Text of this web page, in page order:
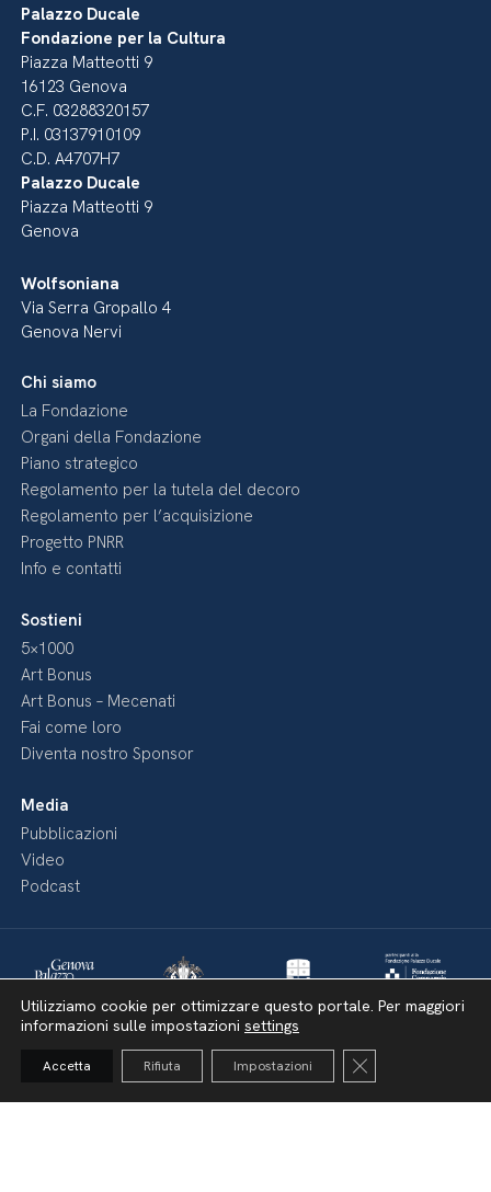
Palazzo Ducale
Fondazione per la Cultura
Piazza Matteotti 9
16123 Genova
C.F. 03288320157
P.I. 03137910109
C.D. A4707H7
Palazzo Ducale
Piazza Matteotti 9
Genova
Wolfsoniana
Via Serra Gropallo 4
Genova Nervi
Chi siamo
La Fondazione
Organi della Fondazione
Piano strategico
Regolamento per la tutela del decoro
Regolamento per l’acquisizione
Progetto PNRR
Info e contatti
Sostieni
5×1000
Art Bonus
Art Bonus – Mecenati
Fai come loro
Diventa nostro Sponsor
Media
Pubblicazioni
Video
Podcast
Utilizziamo cookie per ottimizzare questo portale. Per maggiori
informazioni sulle impostazioni settings
Accetta Rifiuta Impostazioni Close GDPR